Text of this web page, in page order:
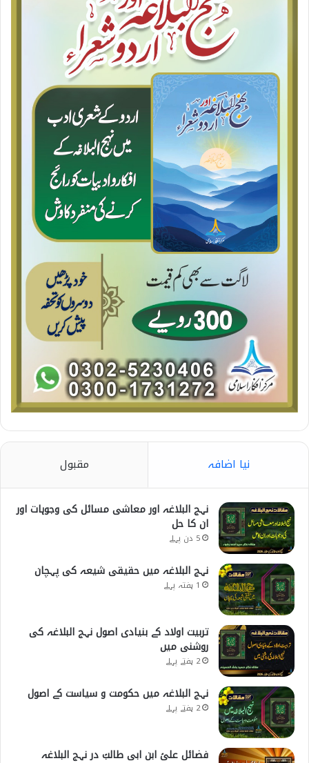
نیا اضافہ مقبول
نہج البلاغہ اور معاشی مسائل کی وجوہات اور
ان کا حل
5 دن پہلے
نہج البلاغہ میں حقیقی شیعہ کی پہچان
1 ہفتہ پہلے
تربیت اولاد کے بنیادی اصول نہج البلاغہ کی
روشنی میں
2 ہفتے پہلے
نہج البلاغہ میں حکومت و سیاست کے اصول
2 ہفتے پہلے
فضائل علیؑ ابن ابی طالبؑ در نہج البلاغہ